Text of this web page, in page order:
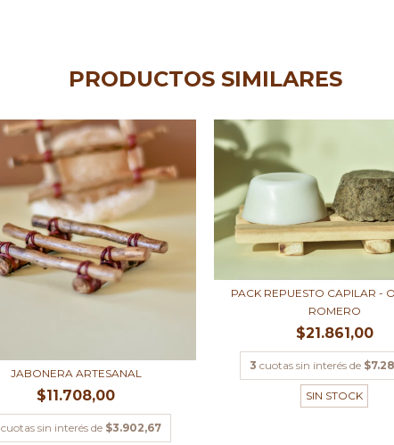
PRODUCTOS SIMILARES
JABONERA ARTESANAL
$11.708,00
cuotas sin interés de $3.902,67
PACK REPUESTO CAPILAR -
ROMERO
$21.861,00
3 cuotas sin interés de
SIN STOCK